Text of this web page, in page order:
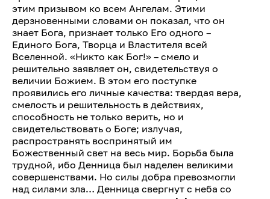
этим призывом ко всем Ангелам. Этими
дерзновенными словами он показал, что он
знает Бога, признает только Его одного –
Единого Бога, Творца и Властителя всей
Вселенной. «Никто как Бог!» – смело и
решительно заявляет он, свидетельствуя о
величии Божием. В этом его поступке
проявились его личные качества: твердая вера,
смелость и решительность в действиях,
способность не только верить, но и
свидетельствовать о Боге; излучая,
распространять воспринятый им
Божественный свет на весь мир. Борьба была
трудной, ибо Денница был наделен великими
совершенствами. Но силы добра превозмогли
над силами зла… Денница свергнут с неба со